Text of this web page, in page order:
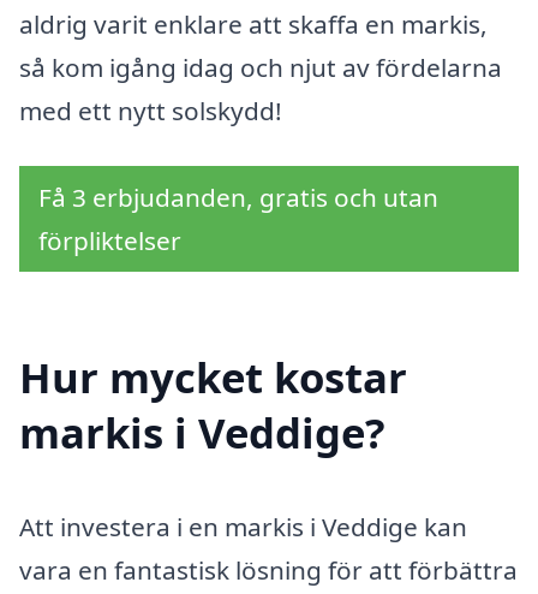
aldrig varit enklare att skaffa en markis,
så kom igång idag och njut av fördelarna
med ett nytt solskydd!
Få 3 erbjudanden, gratis och utan
förpliktelser
Hur mycket kostar
markis i Veddige?
Att investera i en markis i Veddige kan
vara en fantastisk lösning för att förbättra